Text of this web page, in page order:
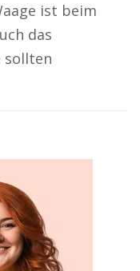
ist beim
das
sollten